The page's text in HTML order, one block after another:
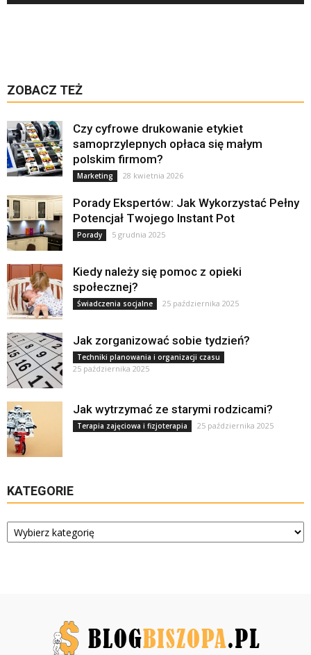
ZOBACZ TEŻ
Czy cyfrowe drukowanie etykiet
samoprzylepnych opłaca się małym
polskim firmom?
Marketing 28 kwietnia 2026
Porady Ekspertów: Jak Wykorzystać Pełny
Potencjał Twojego Instant Pot
Porady 5 grudnia 2025
Kiedy należy się pomoc z opieki
społecznej?
Świadczenia socjalne 25 października 2025
Jak zorganizować sobie tydzień?
Techniki planowania i organizacji czasu
25 października 2025
Jak wytrzymać ze starymi rodzicami?
Terapia zajęciowa i fizjoterapia 25 października 2025
KATEGORIE
Kategorie